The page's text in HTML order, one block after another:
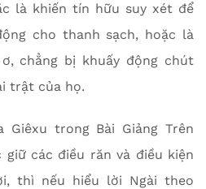
là khiến tín hữu suy xét để
cho thanh sạch, hoặc là
chẳng bị khuấy động chút
trật của họ.
Giêxu trong Bài Giảng Trên
giữ các điều răn và điều kiện
thì nếu hiểu lời Ngài theo